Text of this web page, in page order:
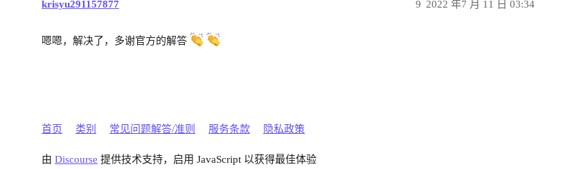
krisyu291157877 2022 年7 月 11 日 03:34
9
嗯嗯，解决了，多谢官方的解答
首页 类别 常见问题解答/准则 服务条款 隐私政策
由 Discourse 提供技术支持，启用 JavaScript 以获得最佳体验